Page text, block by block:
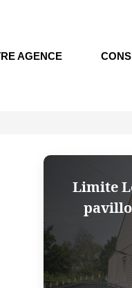
AGENCE
Limite